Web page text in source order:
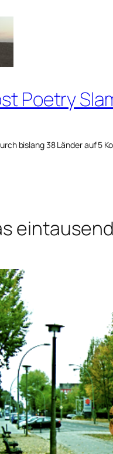
Poetry
bislang 38 Länder auf 5